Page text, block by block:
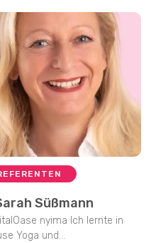
Süßmann
Yoga und...